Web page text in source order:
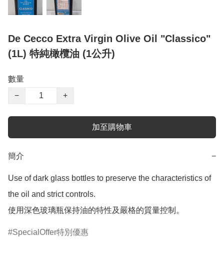
De Cecco Extra Virgin Olive Oil "Classico"
(1L) 特純橄欖油 (1公升)
數量
−
+
加至購物車
簡介 −
Use of dark glass bottles to preserve the characteristics of
the oil and strict controls.
使用深色玻璃瓶保持油的特性及嚴格的質量控制。
SpecialOffer特別優惠